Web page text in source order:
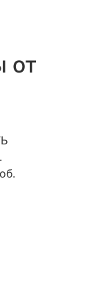
щелей.
комнаты от
больше зона
и тумбы
более
от